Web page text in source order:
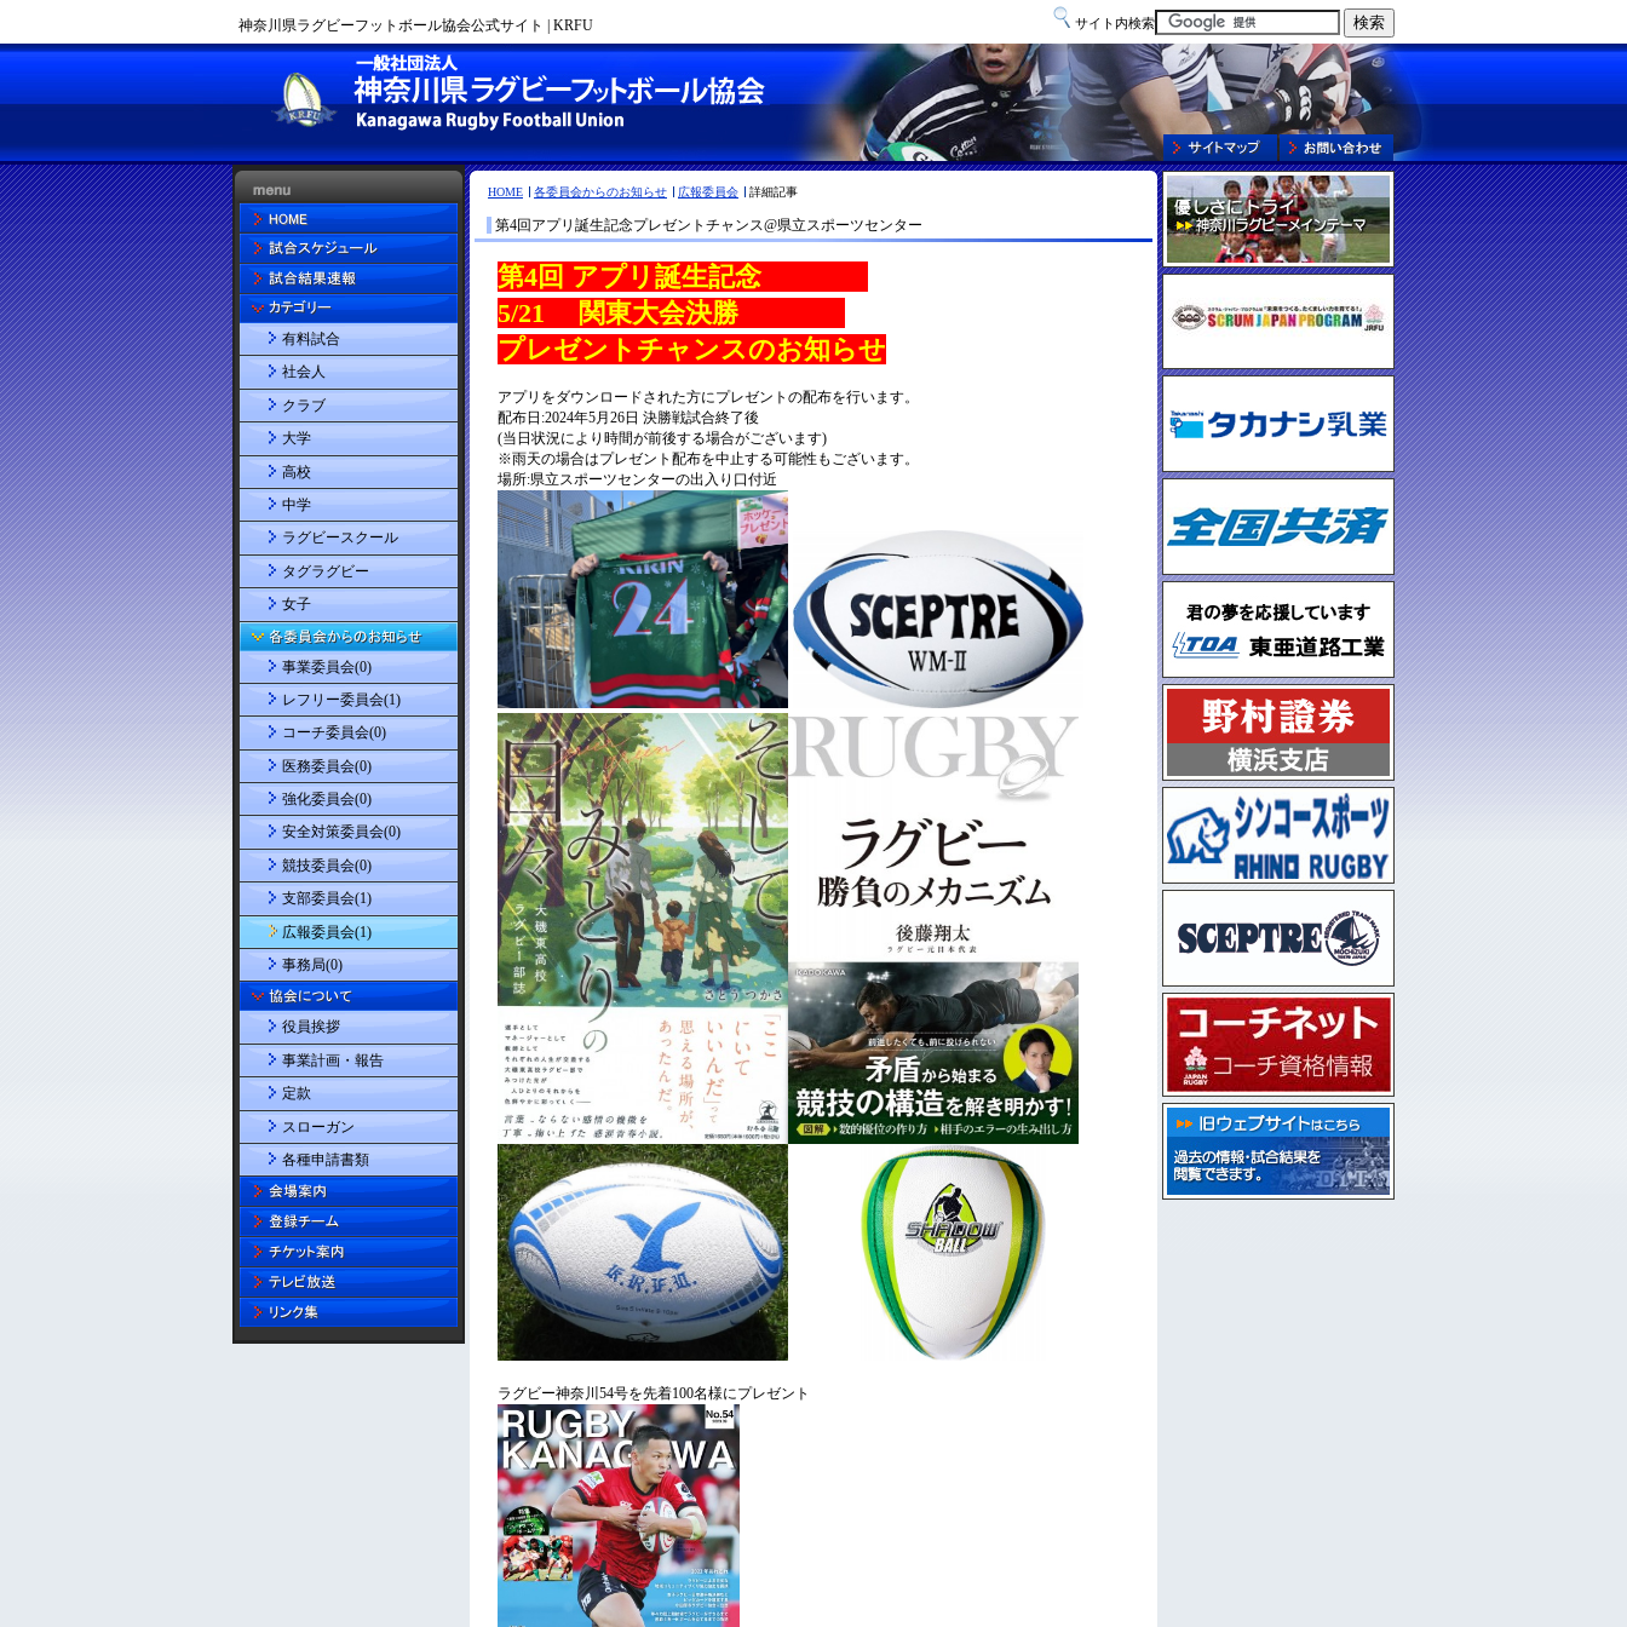
神奈川県ラグビーフットボール協会公式サイト | KRFU サイト内検索
HOME 各委員会からのお知らせ 広報委員会 詳細記事
第4回アプリ誕生記念プレゼントチャンス@県立スポーツセンター
有料試合
社会人
クラブ
大学
高校
中学
ラグビースクール
タグラグビー
女子
事業委員会(0)
レフリー委員会(1)
コーチ委員会(0)
医務委員会(0)
強化委員会(0)
安全対策委員会(0)
競技委員会(0)
支部委員会(1)
広報委員会(1)
事務局(0)
役員挨拶
事業計画・報告
定款
スローガン
各種申請書類